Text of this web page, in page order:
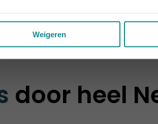
Weigeren
door heel